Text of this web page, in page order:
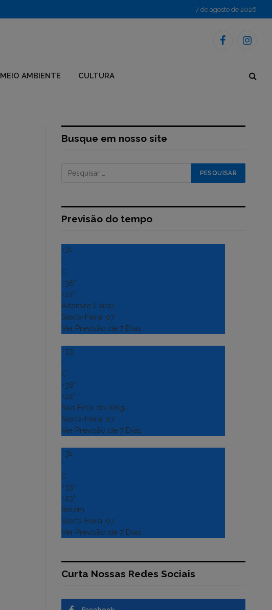
7 de agosto de 2026
Facebook
MEIO AMBIENTE CULTURA
Busque em nosso site
Previsão do tempo
+31
°
C
+36°
+22°
Altamira (Para)
Sexta-Feira, 07
Ver Previsão de 7 Dias
+33
°
C
+38°
+22°
Sao Felix do Xingu
Sexta-Feira, 07
Ver Previsão de 7 Dias
+31
°
C
+33°
+23°
Belém
Sexta-Feira, 07
Ver Previsão de 7 Dias
Curta Nossas Redes Sociais